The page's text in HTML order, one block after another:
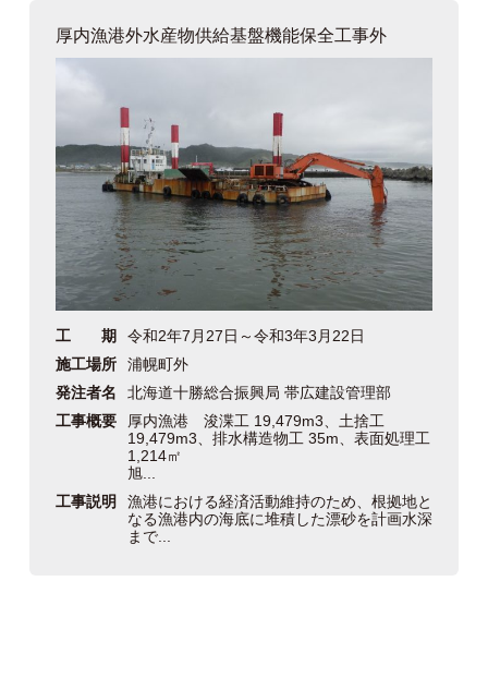
厚内漁港外水産物供給基盤機能保全工事外
工 期
令和2年7月27日～令和3年3月22日
施工場所
浦幌町外
発注者名
北海道十勝総合振興局 帯広建設管理部
工事概要
厚内漁港 浚渫工 19,479m3、土捨工
19,479m3、排水構造物工 35m、表面処理工
1,214㎡
旭...
工事説明
漁港における経済活動維持のため、根拠地と
なる漁港内の海底に堆積した漂砂を計画水深
まで...